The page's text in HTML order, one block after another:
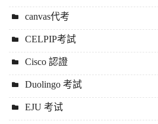
canvas代考
CELPIP考試
Cisco 認證
Duolingo 考試
EJU 考试